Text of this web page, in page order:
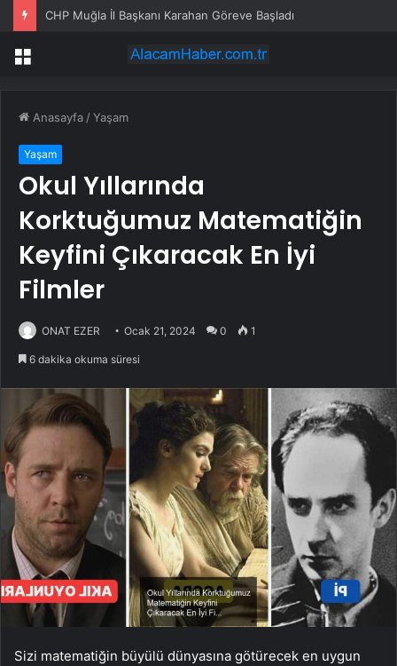
BTSO’dan Tedarikçi Günü Etkinliği
Menü
Anasayfa /Yaşam
Yaşam
Okul Yıllarında
Korktuğumuz Matematiğin
Keyfini Çıkaracak En İyi
Filmler
ONAT EZER Ocak 21, 2024 0 1
6 dakika okuma süresi
Sizi matematiğin büyülü dünyasına götürecek en uygun